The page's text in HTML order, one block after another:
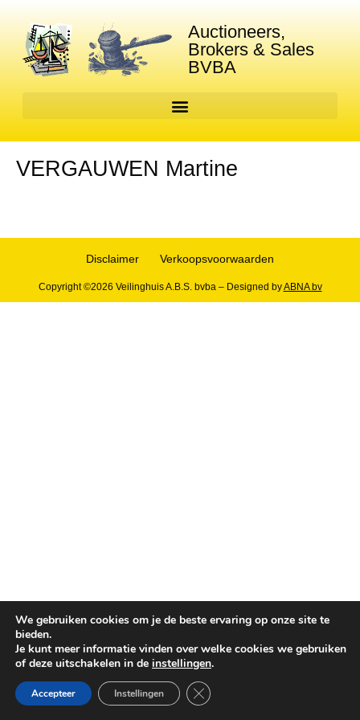
Auctioneers,
Brokers & Sales
BVBA
VERGAUWEN Martine
Disclaimer Verkoopsvoorwaarden
Copyright ©2026 Veilinghuis A.B.S. bvba – Designed byABNA bv
We gebruiken cookies om je de beste ervaring op onze site te
bieden.
Je kunt meer informatie vinden over welke cookies we gebruiken
of deze uitschakelen in de instellingen.
Accepteer Instellingen Sluit AVG/GDPR cookie banner